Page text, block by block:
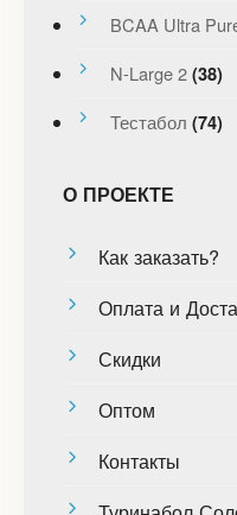
BCAA Ultra
N-Large 2 (38)
Тестабол (74)
О ПРОЕКТЕ
Как заказать?
Оплата и
Скидки
Оптом
Контакты